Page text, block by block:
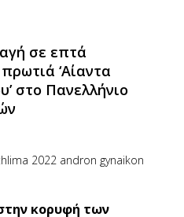
σε επτά
‘Αίαντα
στο Πανελλήνιο
κορυφή των